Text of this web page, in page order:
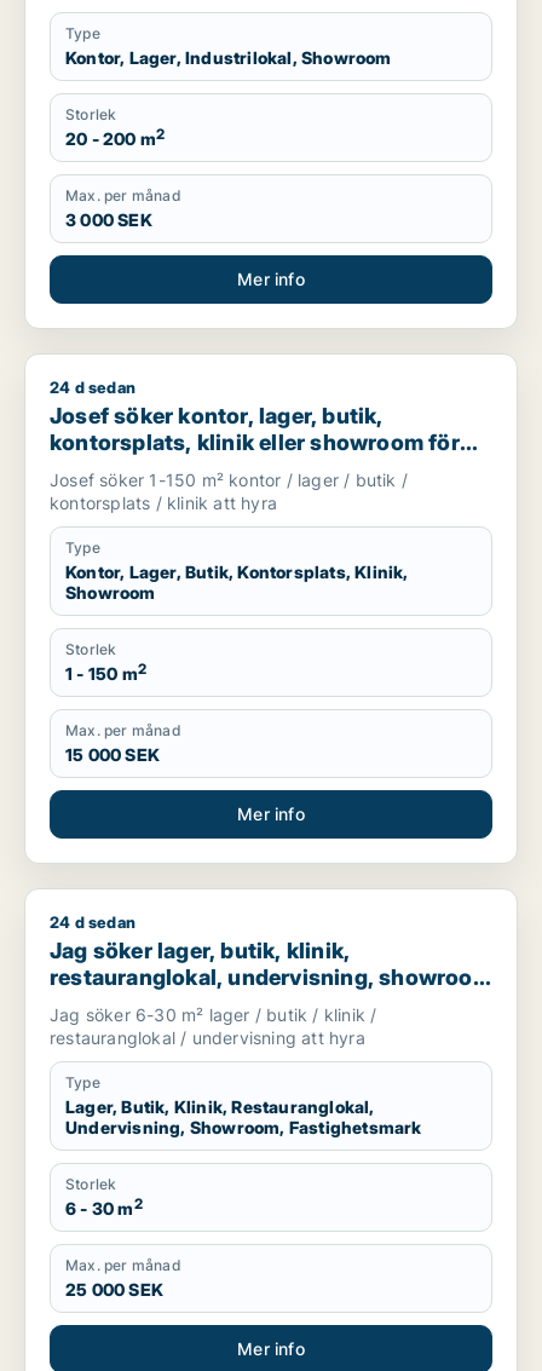
Type
Kontor, Lager, Industrilokal, Showroom
Storlek
20 - 200 m2
Max. per månad
3 000 SEK
Mer info
Josef söker kontor, lager, butik, kontorsplats, klinik eller
24 d sedan
Josef söker kontor, lager, butik,
kontorsplats, klinik eller showroom för
uthyrning i Göteborg
Josef söker 1-150 m² kontor / lager / butik /
kontorsplats / klinik att hyra
Type
Kontor, Lager, Butik, Kontorsplats, Klinik,
Showroom
Storlek
1 - 150 m2
Max. per månad
15 000 SEK
Mer info
Jag söker lager, butik, klinik, restauranglokal,
24 d sedan
Jag söker lager, butik, klinik,
restauranglokal, undervisning, showroom
eller fastighetsmark för uthyrning i
Lundby, Göteborg eller Askim-Frölunda-
Högsbo m.fl.
Jag söker 6-30 m² lager / butik / klinik /
restauranglokal / undervisning att hyra
Type
Lager, Butik, Klinik, Restauranglokal,
Undervisning, Showroom, Fastighetsmark
Storlek
6 - 30 m2
Max. per månad
25 000 SEK
Mer info